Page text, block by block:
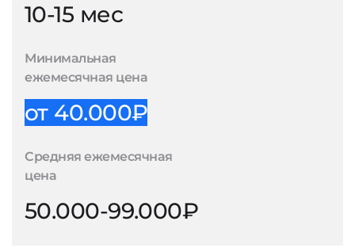
10-15 мес
Минимальная
ежемесячная цена
от 40.000₽
Средняя ежемесячная
цена
50.000-99.000₽